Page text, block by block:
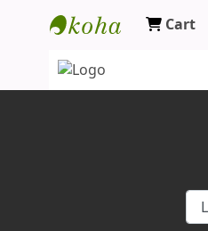
Koha online
Cart